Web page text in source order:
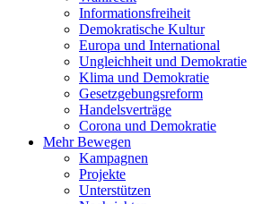
Informationsfreiheit
Demokratische Kultur
Europa und International
Ungleichheit und Demokratie
Klima und Demokratie
Gesetzgebungsreform
Handelsverträge
Corona und Demokratie
Mehr Bewegen
Kampagnen
Projekte
Unterstützen